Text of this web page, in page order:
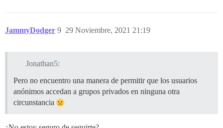
JammyDodger 29 Noviembre, 2021 21:19
9
Jonathan5:
Pero no encuentro una manera de permitir que los usuarios
anónimos accedan a grupos privados en ninguna otra
circunstancia